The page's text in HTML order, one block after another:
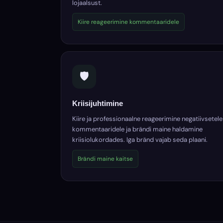
lojaalsust.
Kiire reageerimine kommentaaridele
🛡️
Kriisijuhtimine
Kiire ja professionaalne reageerimine negatiivsetele
kommentaaridele ja brändi maine haldamine
kriisiolukordades. Iga bränd vajab seda plaani.
Brändi maine kaitse